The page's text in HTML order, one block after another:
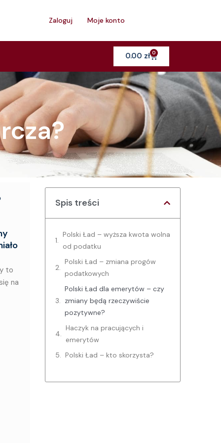
Zaloguj Moje konto
0.00 zł 0Cart
to
na
Spis treści
Polski Ład – wyższa kwota wolna
od podatku
Polski Ład – zmiana progów
podatkowych
Polski Ład dla emerytów – czy
zmiany będą rzeczywiście
pozytywne?
Haczyk na pracujących i
emerytów
Polski Ład – kto skorzysta?